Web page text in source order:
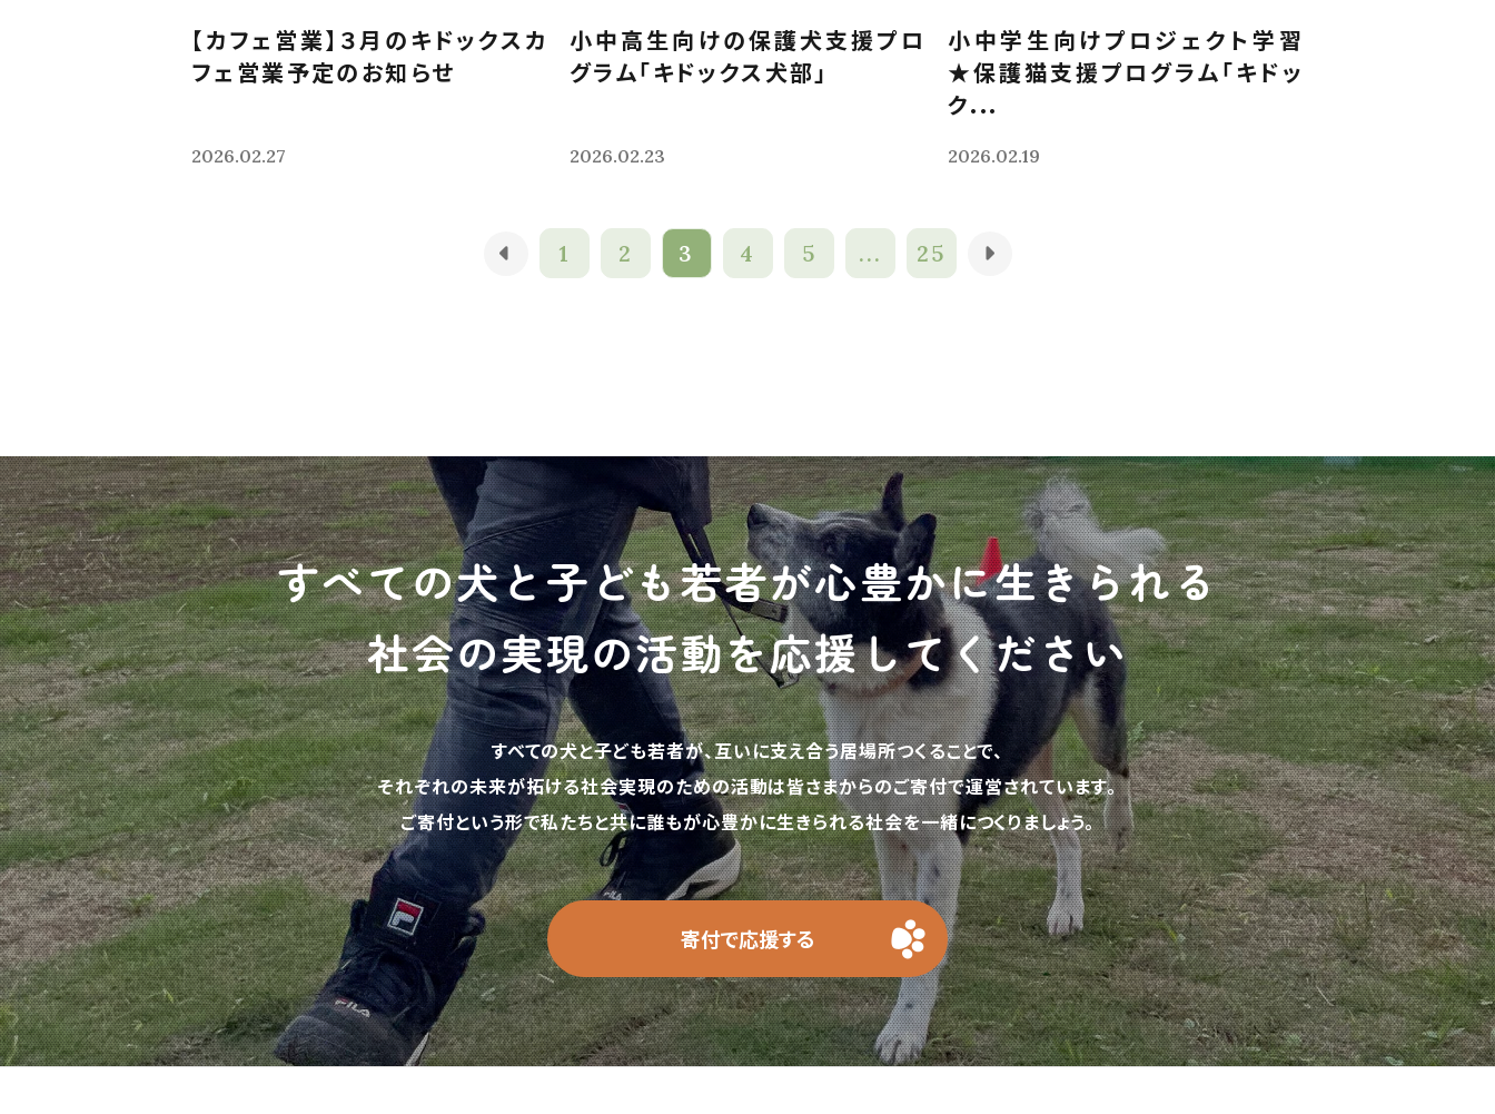
【カフェ営業】３月のキドックスカ
フェ営業予定のお知らせ
2026.02.27
小中高生向けの保護犬支援プロ
グラム「キドックス犬部」
2026.02.23
小中学生向けプロジェクト学習
★保護猫支援プログラム「キドッ
ク...
2026.02.19
1 2 3 4 5 ... 25
すべての犬と子ども若者が心豊かに生きられる
社会の実現の活動を応援してください
すべての犬と子ども若者が、互いに支え合う居場所つくることで、
それぞれの未来が拓ける社会実現のための活動は皆さまからのご寄付で運営されています。
ご寄付という形で私たちと共に誰もが心豊かに生きられる社会を一緒につくりましょう。
寄付で応援する